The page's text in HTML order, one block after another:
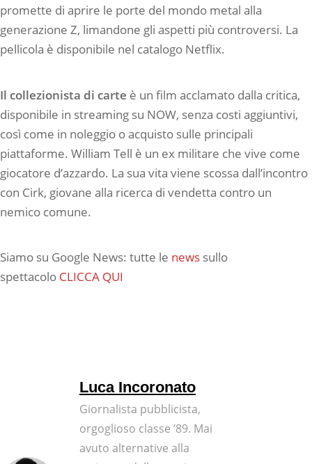
promette di aprire le porte del mondo metal alla
generazione Z, limandone gli aspetti più controversi. La
pellicola è disponibile nel catalogo Netflix.
Il collezionista di carte è un film acclamato dalla critica,
disponibile in streaming su NOW, senza costi aggiuntivi,
così come in noleggio o acquisto sulle principali
piattaforme. William Tell è un ex militare che vive come
giocatore d’azzardo. La sua vita viene scossa dall’incontro
con Cirk, giovane alla ricerca di vendetta contro un
nemico comune.
Siamo su Google News: tutte le news sullo
spettacolo CLICCA QUI
Luca Incoronato
Giornalista pubblicista,
orgoglioso classe ’89. Mai
avuto alternative alla